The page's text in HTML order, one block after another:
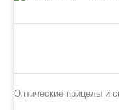
Оптические прицелы и